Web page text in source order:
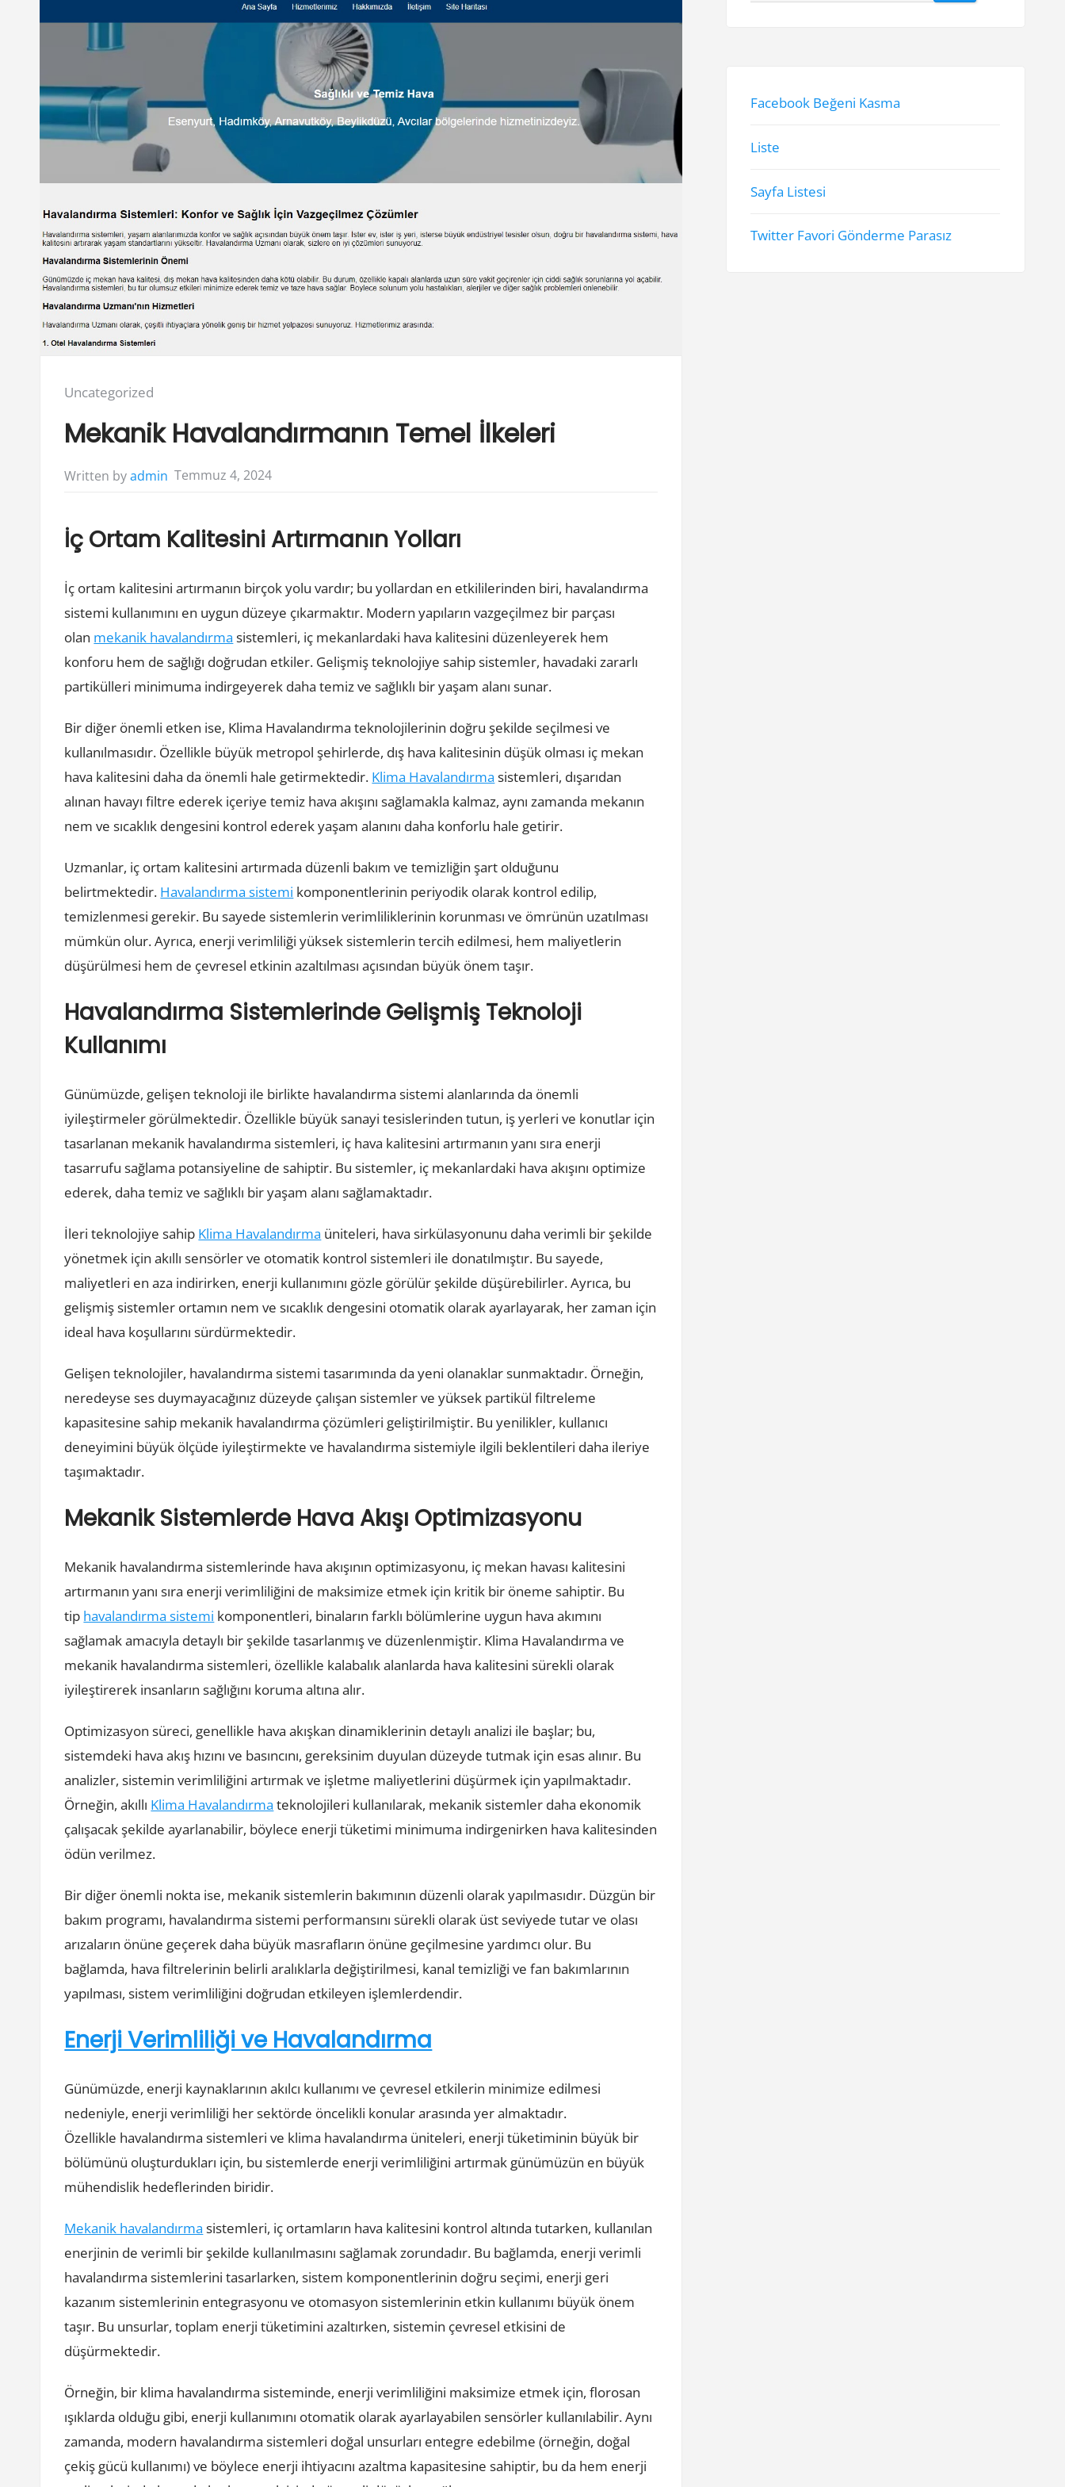
Posted
Uncategorized
Mekanik Havalandırmanın Temel İlkeleri
Written byadmin Temmuz 4, 2024
İç Ortam Kalitesini Artırmanın Yolları
İç ortam kalitesini artırmanın birçok yolu vardır; bu yollardan en etkililerinden biri, havalandırma
sistemi kullanımını en uygun düzeye çıkarmaktır. Modern yapıların vazgeçilmez bir parçası
olan mekanik havalandırma sistemleri, iç mekanlardaki hava kalitesini düzenleyerek hem
konforu hem de sağlığı doğrudan etkiler. Gelişmiş teknolojiye sahip sistemler, havadaki zararlı
partikülleri minimuma indirgeyerek daha temiz ve sağlıklı bir yaşam alanı sunar.
Bir diğer önemli etken ise, Klima Havalandırma teknolojilerinin doğru şekilde seçilmesi ve
kullanılmasıdır. Özellikle büyük metropol şehirlerde, dış hava kalitesinin düşük olması iç mekan
hava kalitesini daha da önemli hale getirmektedir. Klima Havalandırma sistemleri, dışarıdan
alınan havayı filtre ederek içeriye temiz hava akışını sağlamakla kalmaz, aynı zamanda mekanın
nem ve sıcaklık dengesini kontrol ederek yaşam alanını daha konforlu hale getirir.
Uzmanlar, iç ortam kalitesini artırmada düzenli bakım ve temizliğin şart olduğunu
belirtmektedir. Havalandırma sistemi komponentlerinin periyodik olarak kontrol edilip,
temizlenmesi gerekir. Bu sayede sistemlerin verimliliklerinin korunması ve ömrünün uzatılması
mümkün olur. Ayrıca, enerji verimliliği yüksek sistemlerin tercih edilmesi, hem maliyetlerin
düşürülmesi hem de çevresel etkinin azaltılması açısından büyük önem taşır.
Havalandırma Sistemlerinde Gelişmiş Teknoloji
Kullanımı
Günümüzde, gelişen teknoloji ile birlikte havalandırma sistemi alanlarında da önemli
iyileştirmeler görülmektedir. Özellikle büyük sanayi tesislerinden tutun, iş yerleri ve konutlar için
tasarlanan mekanik havalandırma sistemleri, iç hava kalitesini artırmanın yanı sıra enerji
tasarrufu sağlama potansiyeline de sahiptir. Bu sistemler, iç mekanlardaki hava akışını optimize
ederek, daha temiz ve sağlıklı bir yaşam alanı sağlamaktadır.
İleri teknolojiye sahip Klima Havalandırma üniteleri, hava sirkülasyonunu daha verimli bir şekilde
yönetmek için akıllı sensörler ve otomatik kontrol sistemleri ile donatılmıştır. Bu sayede,
maliyetleri en aza indirirken, enerji kullanımını gözle görülür şekilde düşürebilirler. Ayrıca, bu
gelişmiş sistemler ortamın nem ve sıcaklık dengesini otomatik olarak ayarlayarak, her zaman için
ideal hava koşullarını sürdürmektedir.
Gelişen teknolojiler, havalandırma sistemi tasarımında da yeni olanaklar sunmaktadır. Örneğin,
neredeyse ses duymayacağınız düzeyde çalışan sistemler ve yüksek partikül filtreleme
kapasitesine sahip mekanik havalandırma çözümleri geliştirilmiştir. Bu yenilikler, kullanıcı
deneyimini büyük ölçüde iyileştirmekte ve havalandırma sistemiyle ilgili beklentileri daha ileriye
taşımaktadır.
Mekanik Sistemlerde Hava Akışı Optimizasyonu
Mekanik havalandırma sistemlerinde hava akışının optimizasyonu, iç mekan havası kalitesini
artırmanın yanı sıra enerji verimliliğini de maksimize etmek için kritik bir öneme sahiptir. Bu
tip havalandırma sistemi komponentleri, binaların farklı bölümlerine uygun hava akımını
sağlamak amacıyla detaylı bir şekilde tasarlanmış ve düzenlenmiştir. Klima Havalandırma ve
mekanik havalandırma sistemleri, özellikle kalabalık alanlarda hava kalitesini sürekli olarak
iyileştirerek insanların sağlığını koruma altına alır.
Optimizasyon süreci, genellikle hava akışkan dinamiklerinin detaylı analizi ile başlar; bu,
sistemdeki hava akış hızını ve basıncını, gereksinim duyulan düzeyde tutmak için esas alınır. Bu
analizler, sistemin verimliliğini artırmak ve işletme maliyetlerini düşürmek için yapılmaktadır.
Örneğin, akıllı Klima Havalandırma teknolojileri kullanılarak, mekanik sistemler daha ekonomik
çalışacak şekilde ayarlanabilir, böylece enerji tüketimi minimuma indirgenirken hava kalitesinden
ödün verilmez.
Bir diğer önemli nokta ise, mekanik sistemlerin bakımının düzenli olarak yapılmasıdır. Düzgün bir
bakım programı, havalandırma sistemi performansını sürekli olarak üst seviyede tutar ve olası
arızaların önüne geçerek daha büyük masrafların önüne geçilmesine yardımcı olur. Bu
bağlamda, hava filtrelerinin belirli aralıklarla değiştirilmesi, kanal temizliği ve fan bakımlarının
yapılması, sistem verimliliğini doğrudan etkileyen işlemlerdendir.
Enerji Verimliliği ve Havalandırma
Günümüzde, enerji kaynaklarının akılcı kullanımı ve çevresel etkilerin minimize edilmesi
nedeniyle, enerji verimliliği her sektörde öncelikli konular arasında yer almaktadır.
Özellikle havalandırma sistemleri ve klima havalandırma üniteleri, enerji tüketiminin büyük bir
bölümünü oluşturdukları için, bu sistemlerde enerji verimliliğini artırmak günümüzün en büyük
mühendislik hedeflerinden biridir.
Mekanik havalandırma sistemleri, iç ortamların hava kalitesini kontrol altında tutarken, kullanılan
enerjinin de verimli bir şekilde kullanılmasını sağlamak zorundadır. Bu bağlamda, enerji verimli
havalandırma sistemlerini tasarlarken, sistem komponentlerinin doğru seçimi, enerji geri
kazanım sistemlerinin entegrasyonu ve otomasyon sistemlerinin etkin kullanımı büyük önem
taşır. Bu unsurlar, toplam enerji tüketimini azaltırken, sistemin çevresel etkisini de
düşürmektedir.
Örneğin, bir klima havalandırma sisteminde, enerji verimliliğini maksimize etmek için, florosan
ışıklarda olduğu gibi, enerji kullanımını otomatik olarak ayarlayabilen sensörler kullanılabilir. Aynı
zamanda, modern havalandırma sistemleri doğal unsurları entegre edebilme (örneğin, doğal
çekiş gücü kullanımı) ve böylece enerji ihtiyacını azaltma kapasitesine sahiptir, bu da hem enerji
Facebook Beğeni Kasma
Liste
Sayfa Listesi
Twitter Favori Gönderme Parasız